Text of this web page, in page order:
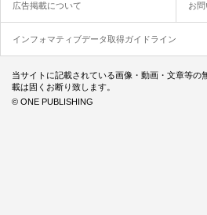
広告掲載について お
インフォマティブデータ取得ガイドライン
当サイトに記載されている画像・動画・文章等の
載は固くお断り致します。
© ONE PUBLISHING